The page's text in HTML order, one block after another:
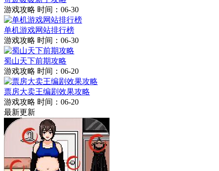
游戏攻略 时间：06-30
单机游戏网站排行榜
游戏攻略 时间：06-30
蜀山天下前期攻略
游戏攻略 时间：06-20
票房大卖王编剧效果攻略
游戏攻略 时间：06-20
最新更新